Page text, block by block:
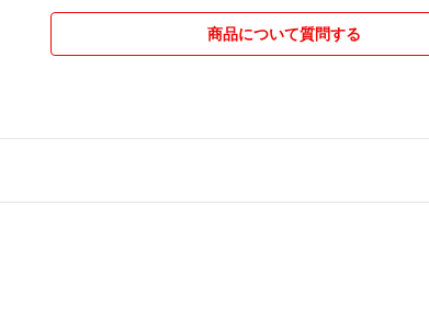
商品について質問する